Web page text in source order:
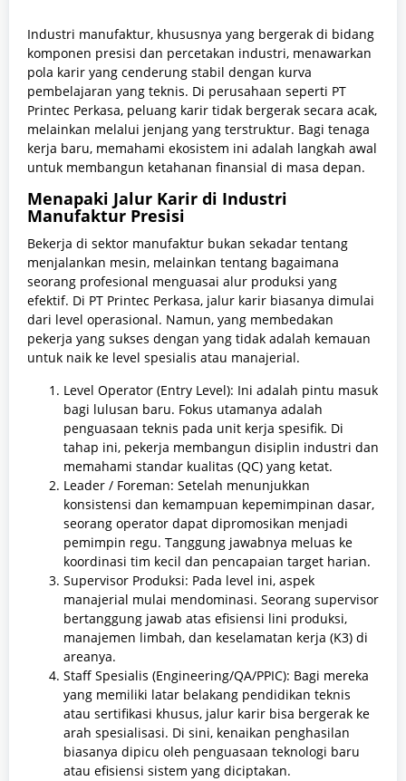
Industri manufaktur, khususnya yang bergerak di bidang
komponen presisi dan percetakan industri, menawarkan
pola karir yang cenderung stabil dengan kurva
pembelajaran yang teknis. Di perusahaan seperti PT
Printec Perkasa, peluang karir tidak bergerak secara acak,
melainkan melalui jenjang yang terstruktur. Bagi tenaga
kerja baru, memahami ekosistem ini adalah langkah awal
untuk membangun ketahanan finansial di masa depan.
Menapaki Jalur Karir di Industri
Manufaktur Presisi
Bekerja di sektor manufaktur bukan sekadar tentang
menjalankan mesin, melainkan tentang bagaimana
seorang profesional menguasai alur produksi yang
efektif. Di PT Printec Perkasa, jalur karir biasanya dimulai
dari level operasional. Namun, yang membedakan
pekerja yang sukses dengan yang tidak adalah kemauan
untuk naik ke level spesialis atau manajerial.
Level Operator (Entry Level): Ini adalah pintu masuk
bagi lulusan baru. Fokus utamanya adalah
penguasaan teknis pada unit kerja spesifik. Di
tahap ini, pekerja membangun disiplin industri dan
memahami standar kualitas (QC) yang ketat.
Leader / Foreman: Setelah menunjukkan
konsistensi dan kemampuan kepemimpinan dasar,
seorang operator dapat dipromosikan menjadi
pemimpin regu. Tanggung jawabnya meluas ke
koordinasi tim kecil dan pencapaian target harian.
Supervisor Produksi: Pada level ini, aspek
manajerial mulai mendominasi. Seorang supervisor
bertanggung jawab atas efisiensi lini produksi,
manajemen limbah, dan keselamatan kerja (K3) di
areanya.
Staff Spesialis (Engineering/QA/PPIC): Bagi mereka
yang memiliki latar belakang pendidikan teknis
atau sertifikasi khusus, jalur karir bisa bergerak ke
arah spesialisasi. Di sini, kenaikan penghasilan
biasanya dipicu oleh penguasaan teknologi baru
atau efisiensi sistem yang diciptakan.